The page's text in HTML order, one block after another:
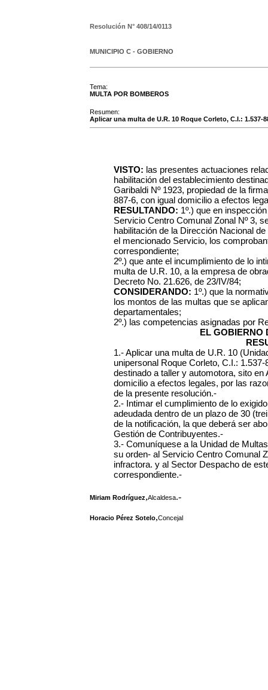
Resolución N° 408/14/0113
MUNICIPIO C - GOBIERNO
Tema:
MULTA POR BOMBEROS
Resumen:
Aplicar una multa de U.R. 10 Roque Corleto, C.I.: 1.537-
VISTO: las presentes actuaciones
habilitación del establecimiento
Garibaldi Nº 1923, propiedad de la
887-6, con igual domicilio a efectos
RESULTANDO: 1º.) que en
Servicio Centro Comunal Zonal Nº 3,
habilitación de la Dirección Nacional
el mencionado Servicio, los
correspondiente;
2º.) que ante el incumplimiento de lo
multa de U.R. 10, a la empresa de
Decreto No. 21.626, de 23/IV/84;
CONSIDERANDO: 1º.) que la
los montos de las multas que se
departamentales;
2º.) las competencias asignadas por
EL GOBIERNO
1.- Aplicar una multa de U.R. 10
unipersonal Roque Corleto, C.I.:
destinado a taller y automotora, sito en
domicilio a efectos legales, por las
de la presente resolución.-
2.- Intimar el cumplimiento de lo
adeudada dentro de un plazo de 30
de la notificación, la que deberá ser
Gestión de Contribuyentes.-
3.- Comuníquese a la Unidad de
su orden- al Servicio Centro Comunal
infractora. y al Sector Despacho de
correspondiente.-
Miriam Rodríguez,Alcaldesa.-
Horacio Pérez Sotelo,Concejal